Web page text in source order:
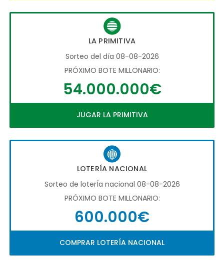
LA PRIMITIVA
Sorteo del día 08-08-2026
PRÓXIMO BOTE MILLONARIO:
54.000.000€
JUGAR LA PRIMITIVA
LOTERÍA NACIONAL
Sorteo de loterÍa nacional 08-08-2026
PRÓXIMO BOTE MILLONARIO:
600.000€
COMPRAR LOTERÍA NACIONAL